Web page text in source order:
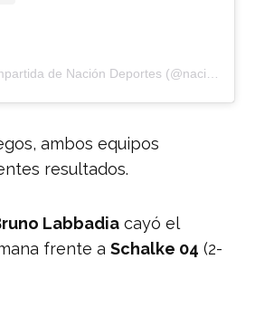
ambos equipos
resultados.
Labbadia cayó el
frente aSchalke 04 (2-